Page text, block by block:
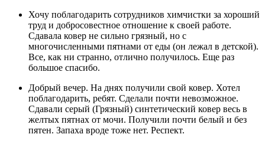
Хочу поблагодарить сотрудников химчистки за хороший
труд и добросовестное отношение к своей работе.
Сдавала ковер не сильно грязный, но с
многочисленными пятнами от еды (он лежал в детской).
Все, как ни странно, отлично получилось. Еще раз
большое спасибо.
Добрый вечер. На днях получили свой ковер. Хотел
поблагодарить, ребят. Сделали почти невозможное.
Сдавали серый (Грязный) синтетический ковер весь в
желтых пятнах от мочи. Получили почти белый и без
пятен. Запаха вроде тоже нет. Респект.